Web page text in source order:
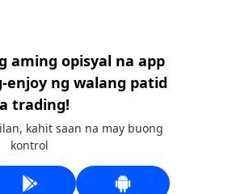
aming opisyal na app
enjoy ng walang patid
trading!
kahit saan na may buong
kontrol